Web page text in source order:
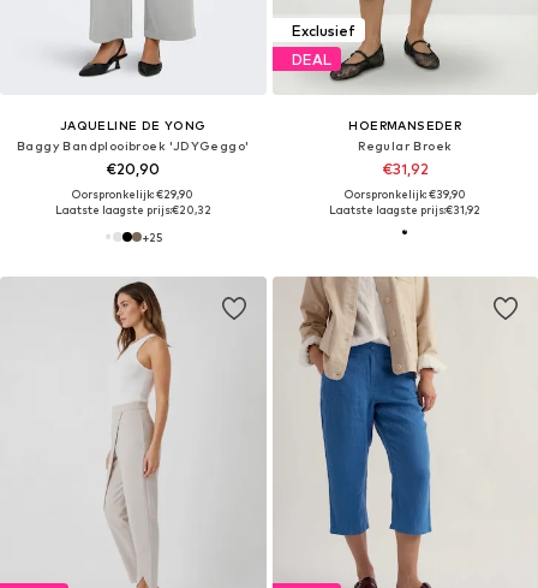
JAQUELINE DE YONG
Baggy Bandplooibroek 'JDYGeggo'
€20,90
Oorspronkelijk: €29,90
Laatste laagste prijs:€20,32
+25
Exclusief
DEAL
HOERMANSEDER
Regular Broek
€31,92
Oorspronkelijk: €39,90
Laatste laagste prijs:€31,92